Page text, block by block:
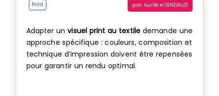
Print par Aurélie DINDAUD
Adapter unvisuel print au textile demande une
approche spécifique : couleurs, composition et
technique d’impression doivent être repensées
pour garantir un rendu optimal.